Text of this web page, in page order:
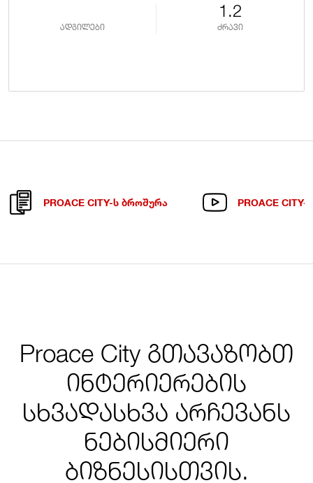
ადგილები
1.2
ძრავი
PROACE CITY-Ს ᲑᲠᲝᲨᲣᲠᲐ PROACE CITY-
Proace City გთავაზობთ
ინტერიერების
სხვადასხვა არჩევანს
ნებისმიერი
ბიზნესისთვის.